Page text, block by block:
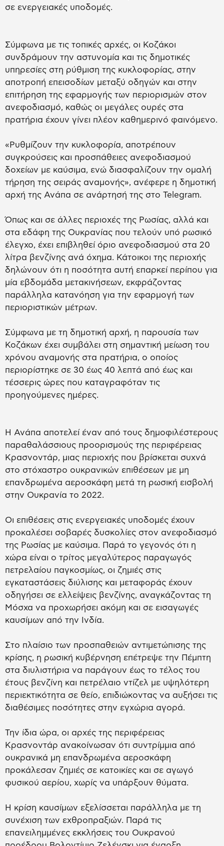
σε ενεργειακές υποδομές.
Σύμφωνα με τις τοπικές αρχές, οι Κοζάκοι
συνδράμουν την αστυνομία και τις δημοτικές
υπηρεσίες στη ρύθμιση της κυκλοφορίας, στην
αποτροπή επεισοδίων μεταξύ οδηγών και στην
επιτήρηση της εφαρμογής των περιορισμών στον
ανεφοδιασμό, καθώς οι μεγάλες ουρές στα
πρατήρια έχουν γίνει πλέον καθημερινό φαινόμενο.
«Ρυθμίζουν την κυκλοφορία, αποτρέπουν
συγκρούσεις και προσπάθειες ανεφοδιασμού
δοχείων με καύσιμα, ενώ διασφαλίζουν την ομαλή
τήρηση της σειράς αναμονής», ανέφερε η δημοτική
αρχή της Ανάπα σε ανάρτησή της στο Telegram.
Όπως και σε άλλες περιοχές της Ρωσίας, αλλά και
στα εδάφη της Ουκρανίας που τελούν υπό ρωσικό
έλεγχο, έχει επιβληθεί όριο ανεφοδιασμού στα 20
λίτρα βενζίνης ανά όχημα. Κάτοικοι της περιοχής
δηλώνουν ότι η ποσότητα αυτή επαρκεί περίπου για
μία εβδομάδα μετακινήσεων, εκφράζοντας
παράλληλα κατανόηση για την εφαρμογή των
περιοριστικών μέτρων.
Σύμφωνα με τη δημοτική αρχή, η παρουσία των
Κοζάκων έχει συμβάλει στη σημαντική μείωση του
χρόνου αναμονής στα πρατήρια, ο οποίος
περιορίστηκε σε 30 έως 40 λεπτά από έως και
τέσσερις ώρες που καταγραφόταν τις
προηγούμενες ημέρες.
Η Ανάπα αποτελεί έναν από τους δημοφιλέστερους
παραθαλάσσιους προορισμούς της περιφέρειας
Κρασνοντάρ, μιας περιοχής που βρίσκεται συχνά
στο στόχαστρο ουκρανικών επιθέσεων με μη
επανδρωμένα αεροσκάφη μετά τη ρωσική εισβολή
στην Ουκρανία το 2022.
Οι επιθέσεις στις ενεργειακές υποδομές έχουν
προκαλέσει σοβαρές δυσκολίες στον ανεφοδιασμό
της Ρωσίας με καύσιμα. Παρά το γεγονός ότι η
χώρα είναι ο τρίτος μεγαλύτερος παραγωγός
πετρελαίου παγκοσμίως, οι ζημιές στις
εγκαταστάσεις διύλισης και μεταφοράς έχουν
οδηγήσει σε ελλείψεις βενζίνης, αναγκάζοντας τη
Μόσχα να προχωρήσει ακόμη και σε εισαγωγές
καυσίμων από την Ινδία.
Στο πλαίσιο των προσπαθειών αντιμετώπισης της
κρίσης, η ρωσική κυβέρνηση επέτρεψε την Πέμπτη
στα διυλιστήρια να παράγουν έως το τέλος του
έτους βενζίνη και πετρέλαιο ντίζελ με υψηλότερη
περιεκτικότητα σε θείο, επιδιώκοντας να αυξήσει τις
διαθέσιμες ποσότητες στην εγχώρια αγορά.
Την ίδια ώρα, οι αρχές της περιφέρειας
Κρασνοντάρ ανακοίνωσαν ότι συντρίμμια από
ουκρανικά μη επανδρωμένα αεροσκάφη
προκάλεσαν ζημιές σε κατοικίες και σε αγωγό
φυσικού αερίου, χωρίς να υπάρξουν θύματα.
Η κρίση καυσίμων εξελίσσεται παράλληλα με τη
συνέχιση των εχθροπραξιών. Παρά τις
επανειλημμένες εκκλήσεις του Ουκρανού